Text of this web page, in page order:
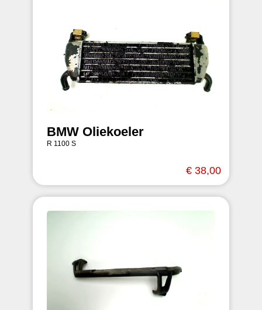
BMW Oliekoeler
R 1100 S
€ 38,00